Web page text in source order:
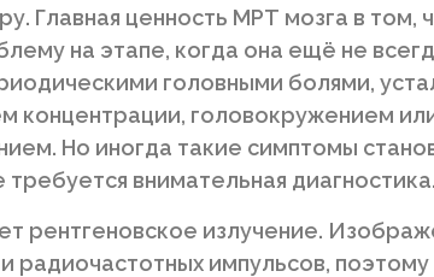
Главная ценность МРТ мозга в том,
на этапе, когда она ещё не
головными болями,
концентрации, головокружением
Но иногда такие симптомы
внимательная диагностика.
рентгеновское излучение.
и радиочастотных импульсов,